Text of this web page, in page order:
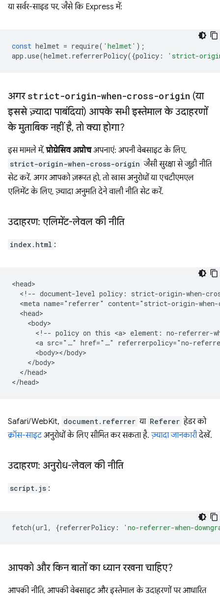
या सर्वर-साइड पर, जैसे कि Express में:
const helmet = require( 'helmet' );
app .use(helmet . referrerPolicy({policy : 'strict-
अगर strict-origin-when-cross-origin (या
इससे ज़्यादा पाबंदियां) आपके सभी इस्तेमाल के उदाहरणों
के मुताबिक नहीं है, तो क्या होगा?
इस मामले में,प्रोग्रेसिव अप्रोचअपनाएं: अपनी वेबसाइट के लिए,
strict-origin-when-cross-origin जैसी सुरक्षा से जुड़ी नीति
सेट करें. अगर आपको ज़रूरत हो, तो खास अनुरोधों या एचटीएमएल
एलिमेंट के लिए, ज़्यादा अनुमति देने वाली नीति सेट करें.
उदाहरण: एलिमेंट-लेवल की नीति
index.html :
<head>
<!-- document-level policy: strict-origin-when-
<meta name="referrer" content="strict-origin-
  <head>
    <body>
<!-- policy on this <a> element: no-referrer-
<a src="…" href="…" referrerpolicy="no-
      <body></body>
    </body>
  </head>
Safari/WebKit, document.referrer या Referer हेडर को
क्रॉस-साइटअनुरोधों के लिए सीमित कर सकता है. ज़्यादा जानकारीदेखें.
उदाहरण: अनुरोध-लेवल की नीति
script.js :
fetch(url , {referrerPolicy : 'no-referrer-when-
आपको और किन बातों का ध्यान रखना चाहिए?
आपकी नीति, आपकी वेबसाइट और इस्तेमाल के उदाहरणों पर आधारित